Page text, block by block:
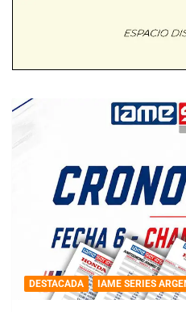
DESTACADA IAME SERIES